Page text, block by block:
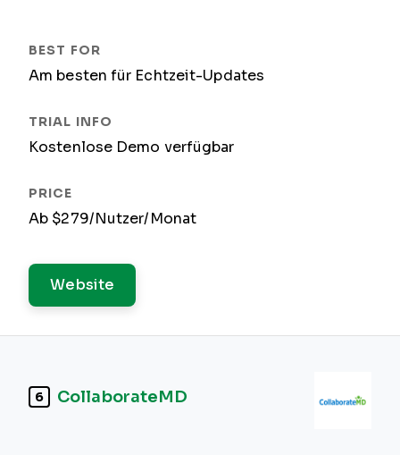
Am besten für Echtzeit-Updates
Kostenlose Demo verfügbar
Ab $279/Nutzer/Monat
Website
6 CollaborateMD